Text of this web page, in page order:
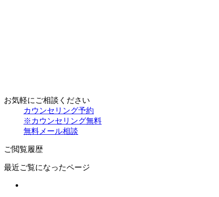
お気軽にご相談ください
カウンセリング予約
※カウンセリング無料
無料メール相談
ご閲覧履歴
最近ご覧になったページ